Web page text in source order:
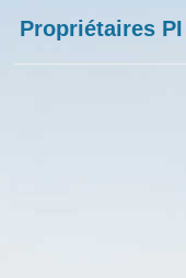
Propriétaires PI